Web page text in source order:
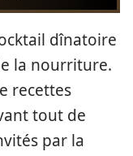
dînatoire
la nourriture.
recettes
tout de
par la